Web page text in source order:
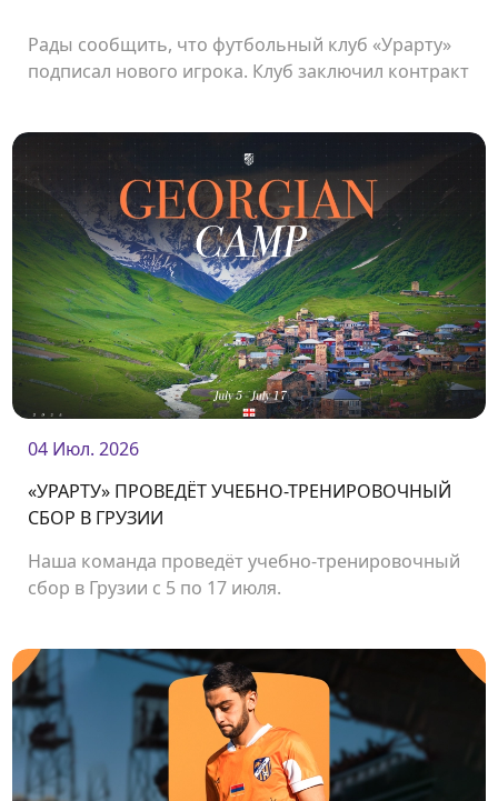
Рады сообщить, что футбольный клуб «Урарту»
подписал нового игрока. Клуб заключил контракт
04 Июл. 2026
«УРАРТУ» ПРОВЕДЁТ УЧЕБНО-ТРЕНИРОВОЧНЫЙ
СБОР В ГРУЗИИ
Наша команда проведёт учебно-тренировочный
сбор в Грузии с 5 по 17 июля.